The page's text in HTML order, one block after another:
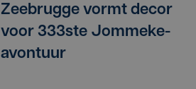
Zeebrugge vormt decor
voor 333ste Jommeke-
avontuur